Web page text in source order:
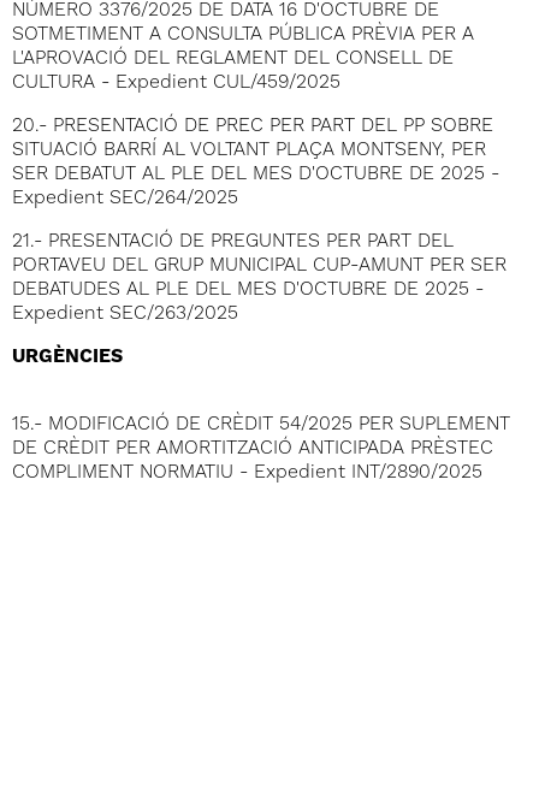
NÚMERO 3376/2025 DE DATA 16 D'OCTUBRE DE
SOTMETIMENT A CONSULTA PÚBLICA PRÈVIA PER A
L'APROVACIÓ DEL REGLAMENT DEL CONSELL DE
CULTURA - Expedient CUL/459/2025
20.- PRESENTACIÓ DE PREC PER PART DEL PP SOBRE
SITUACIÓ BARRÍ AL VOLTANT PLAÇA MONTSENY, PER
SER DEBATUT AL PLE DEL MES D'OCTUBRE DE 2025 -
Expedient SEC/264/2025
21.- PRESENTACIÓ DE PREGUNTES PER PART DEL
PORTAVEU DEL GRUP MUNICIPAL CUP-AMUNT PER SER
DEBATUDES AL PLE DEL MES D'OCTUBRE DE 2025 -
Expedient SEC/263/2025
URGÈNCIES
15.- MODIFICACIÓ DE CRÈDIT 54/2025 PER SUPLEMENT
DE CRÈDIT PER AMORTITZACIÓ ANTICIPADA PRÈSTEC
COMPLIMENT NORMATIU - Expedient INT/2890/2025